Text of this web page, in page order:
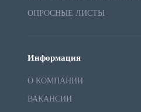
ОПРОСНЫЕ ЛИСТЫ
Информация
О КОМПАНИИ
ВАКАНСИИ